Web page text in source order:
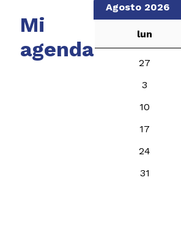
Mi
agenda
Agosto 2026
lun
27
3
10
17
24
31